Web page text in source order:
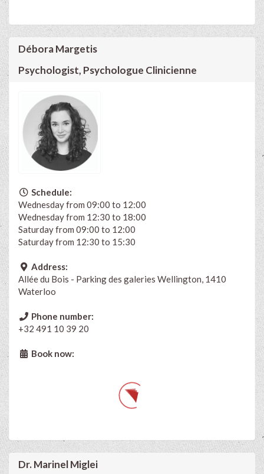
Débora Margetis
Psychologist, Psychologue Clinicienne
Schedule:
Wednesday from 09:00 to 12:00
Wednesday from 12:30 to 18:00
Saturday from 09:00 to 12:00
Saturday from 12:30 to 15:30
Address:
Allée du Bois - Parking des galeries Wellington, 1410
Waterloo
Phone number:
+32 491 10 39 20
Book now:
Dr. Marinel Miglei